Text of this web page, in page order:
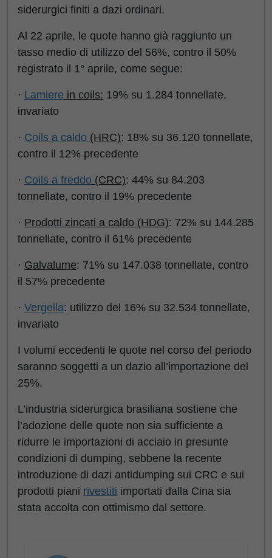
siderurgici finiti a dazi ordinari.
Al 22 aprile, le quote hanno già raggiunto un
tasso medio di utilizzo del 56%, contro il 50%
registrato il 1° aprile, come segue:
· Lamiere in coils: 19% su 1.284 tonnellate,
invariato
· Coils a caldo (HRC): 18% su 36.120 tonnellate,
contro il 12% precedente
· Coils a freddo (CRC): 44% su 84.203
tonnellate, contro il 19% precedente
· Prodotti zincati a caldo (HDG): 72% su 144.285
tonnellate, contro il 61% precedente
· Galvalume: 71% su 147.038 tonnellate, contro
il 57% precedente
· Vergella: utilizzo del 16% su 32.534 tonnellate,
invariato
I volumi eccedenti le quote nel corso del periodo
saranno soggetti a un dazio all’importazione del
25%.
L’industria siderurgica brasiliana sostiene che
l’adozione delle quote non sia sufficiente a
ridurre le importazioni di acciaio in presunte
condizioni di dumping, sebbene la recente
introduzione di dazi antidumping sui CRC e sui
prodotti piani rivestiti importati dalla Cina sia
stata accolta con ottimismo dal settore.